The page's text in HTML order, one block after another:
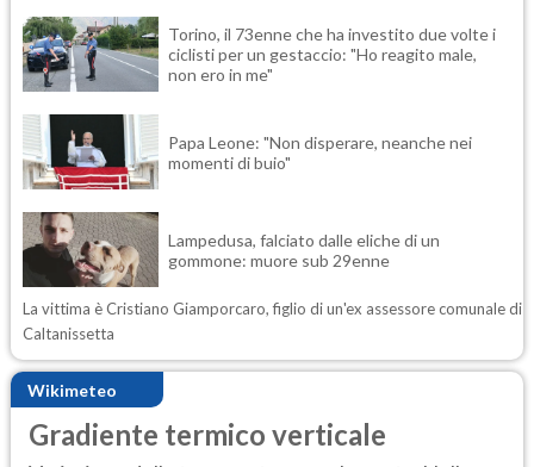
Torino, il 73enne che ha investito due volte i
ciclisti per un gestaccio: "Ho reagito male,
non ero in me"
Papa Leone: "Non disperare, neanche nei
momenti di buio"
Lampedusa, falciato dalle eliche di un
gommone: muore sub 29enne
La vittima è Cristiano Giamporcaro, figlio di un'ex assessore comunale di
Caltanissetta
Wikimeteo
Gradiente termico verticale